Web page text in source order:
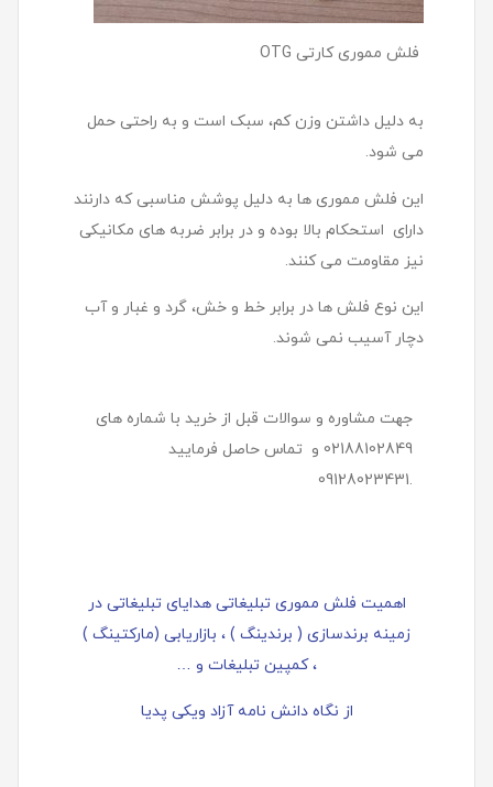
فلش مموری کارتی OTG
به دلیل داشتن وزن کم، سبک است و به راحتی حمل
می شود.
این فلش مموری ها به دلیل پوشش مناسبی که دارنند
دارای استحکام بالا بوده و در برابر ضربه های مکانیکی
نیز مقاومت می کنند.
این نوع فلش ها در برابر خط و خش، گرد و غبار و آب
دچار آسیب نمی شوند.
جهت مشاوره و سوالات قبل از خرید با شماره های
02188102849 و تماس حاصل فرمایید
.09128023431
اهمیت فلش مموری تبلیغاتی هدایای تبلیغاتی در
زمینه برندسازی ( برندینگ ) ، بازاریابی (مارکتینگ )
، کمپین تبلیغات و …
از نگاه دانش نامه آزاد ویکی پدیا